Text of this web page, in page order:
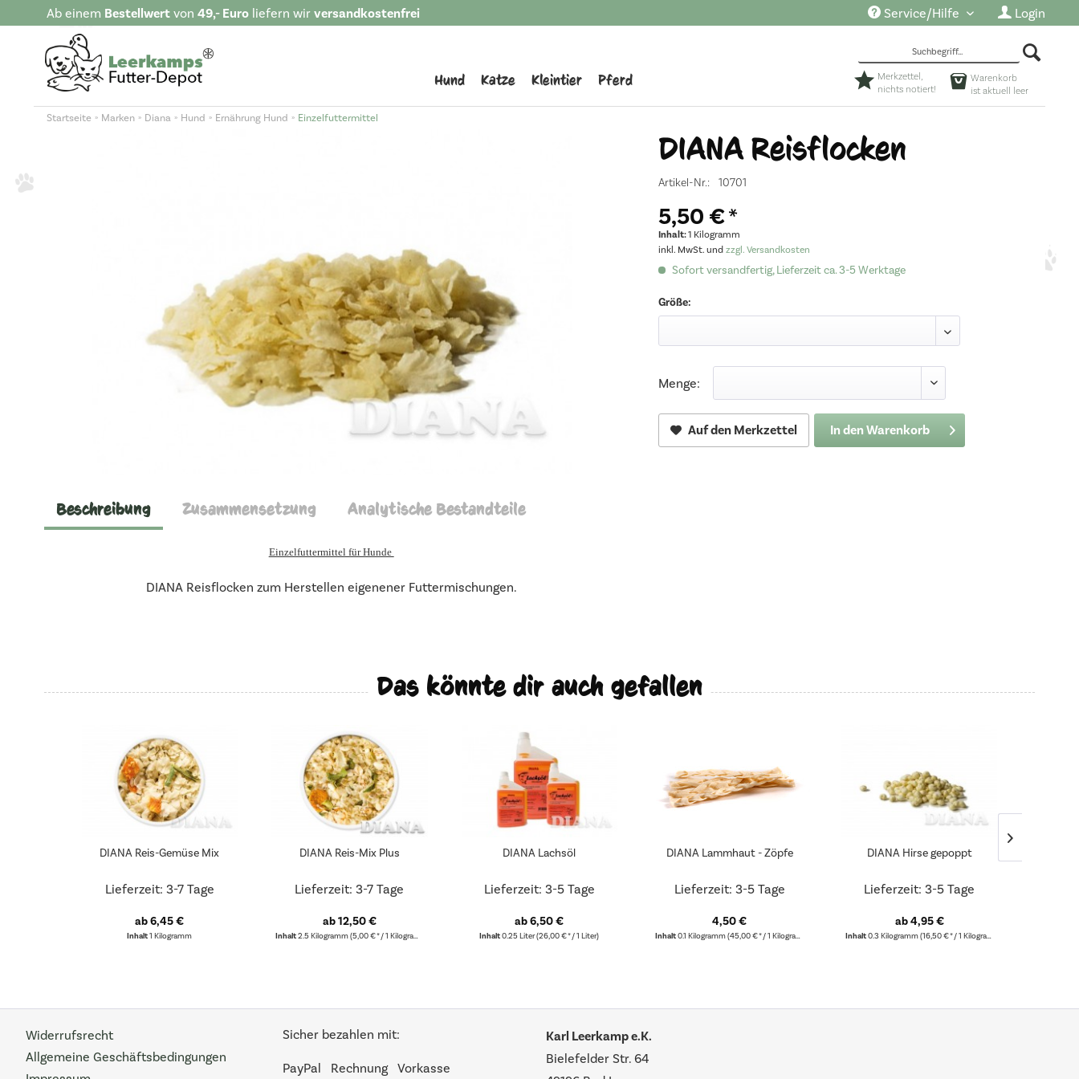
Ab einem Bestellwert von 49,- Euro liefern wir versandkostenfrei Service/Hilfe Login
Hund Katze Kleintier Pferd
Merkzettel,
nichts notiert!
Warenkorb
ist aktuell leer
Startseite Marken Diana Hund Ernährung Hund Einzelfuttermittel
DIANA Reisflocken
Artikel-Nr.: 10701
5,50 € *
Inhalt:1 Kilogramm
inkl. MwSt. undzzgl. Versandkosten
Sofort versandfertig, Lieferzeit ca. 3-5 Werktage
Größe:
Menge:
Auf den Merkzettel In den Warenkorb
Beschreibung Zusammensetzung Analytische Bestandteile
Einzelfuttermittel für Hunde
DIANA Reisflocken zum Herstellen eigenener Futtermischungen.
Das könnte dir auch gefallen
DIANA Reis-Gemüse Mix
Lieferzeit: 3-7 Tage
ab 6,45 €
Inhalt1 Kilogramm
DIANA Reis-Mix Plus
Lieferzeit: 3-7 Tage
ab 12,50 €
Inhalt2.5 Kilogramm(5,00 € * / 1 Kilogramm)
DIANA Lachsöl
Lieferzeit: 3-5 Tage
ab 6,50 €
Inhalt0.25 Liter(26,00 € * / 1 Liter)
DIANA Lammhaut - Zöpfe
Lieferzeit: 3-5 Tage
4,50 €
Inhalt0.1 Kilogramm(45,00 € * / 1 Kilogramm)
DIANA Hirse gepoppt
Lieferzeit: 3-5 Tage
ab 4,95 €
Inhalt0.3 Kilogramm(16,50 € * / 1 Kilogramm)
Widerrufsrecht
Allgemeine Geschäftsbedingungen
Sicher bezahlen mit:
PayPal Rechnung Vorkasse
Karl Leerkamp e.K.
Bielefelder Str. 64